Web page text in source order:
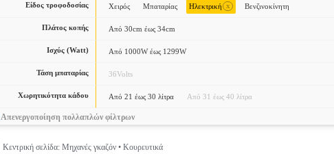
Είδος τροφοδοσίας Χειρός Μπαταρίας Ηλεκτρική x Βενζινοκίνητη
Πλάτος κοπής Από 30cm έως 34cm
Ισχύς (Watt) Από 1000W έως 1299W
Τάση μπαταρίας 36Volts
Χωρητικότητα κάδου Από 21 έως 30 λίτρα Από 31 έως 40 λίτρα
Απενεργοποίηση πολλαπλών φίλτρων
Κεντρική σελίδα: Μηχανές γκαζόν • Κουρευτικά